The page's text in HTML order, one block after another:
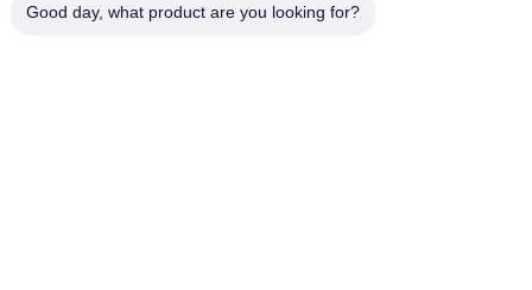
Good day, what product are you looking for?